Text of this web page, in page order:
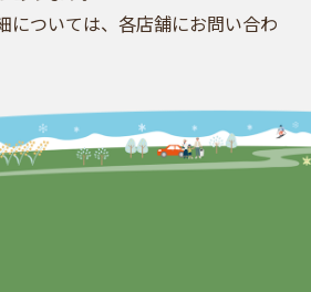
については、各店舗にお問い合わ